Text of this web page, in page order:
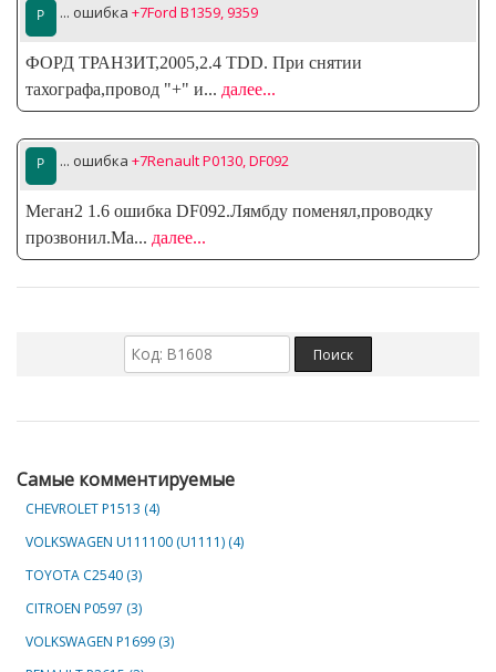
... ошибка +7Ford B1359, 9359
ФОРД ТРАНЗИТ,2005,2.4 TDD. При снятии
тахографа,провод "+" и... далее...
... ошибка +7Renault P0130, DF092
Меган2 1.6 ошибка DF092.Лямбду поменял,проводку
прозвонил.Ма... далее...
Самые комментируемые
CHEVROLET Р1513 (4)
VOLKSWAGEN U111100 (U1111) (4)
TOYOTA C2540 (3)
CITROEN P0597 (3)
VOLKSWAGEN P1699 (3)